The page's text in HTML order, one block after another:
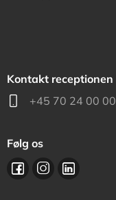
Kontakt receptionen
+45 70 24 00 00
Følg os